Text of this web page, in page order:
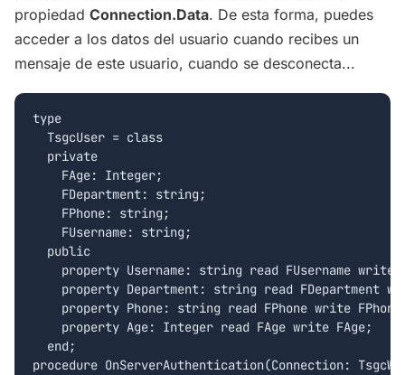
propiedad Connection.Data. De esta forma, puedes
acceder a los datos del usuario cuando recibes un
mensaje de este usuario, cuando se desconecta...
type
  TsgcUser = class
  private
    FAge: Integer;
    FDepartment: string;
    FPhone: string;
    FUsername: string;
  public
property Username: string read FUsername write
property Department: string read FDepartment
property Phone: string read FPhone write
    property Age: Integer read FAge write FAge;
  end;
procedure OnServerAuthentication(Connection: